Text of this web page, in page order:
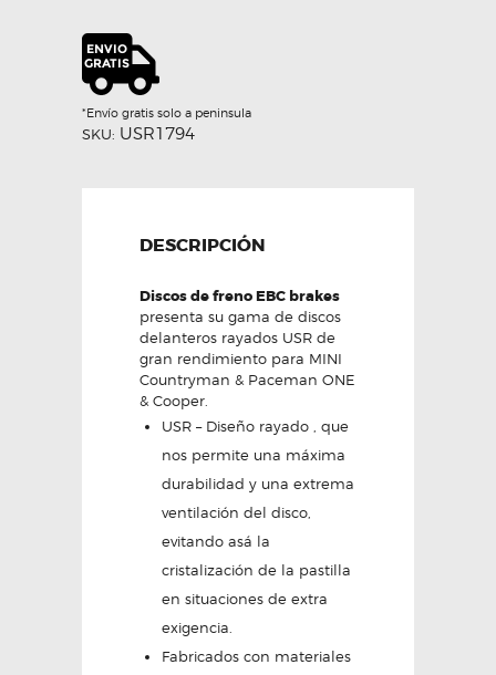
USR
TRAS-
EBC
cantidad
*Envío gratis solo a peninsula
SKU: USR1794
DESCRIPCIÓN
Discos de freno EBC brakes
presenta su gama de discos
delanteros rayados USR de
gran rendimiento para MINI
Countryman & Paceman ONE
& Cooper.
USR – Diseño rayado , que
nos permite una máxima
durabilidad y una extrema
ventilación del disco,
evitando asá la
cristalización de la pastilla
en situaciones de extra
exigencia.
Fabricados con materiales